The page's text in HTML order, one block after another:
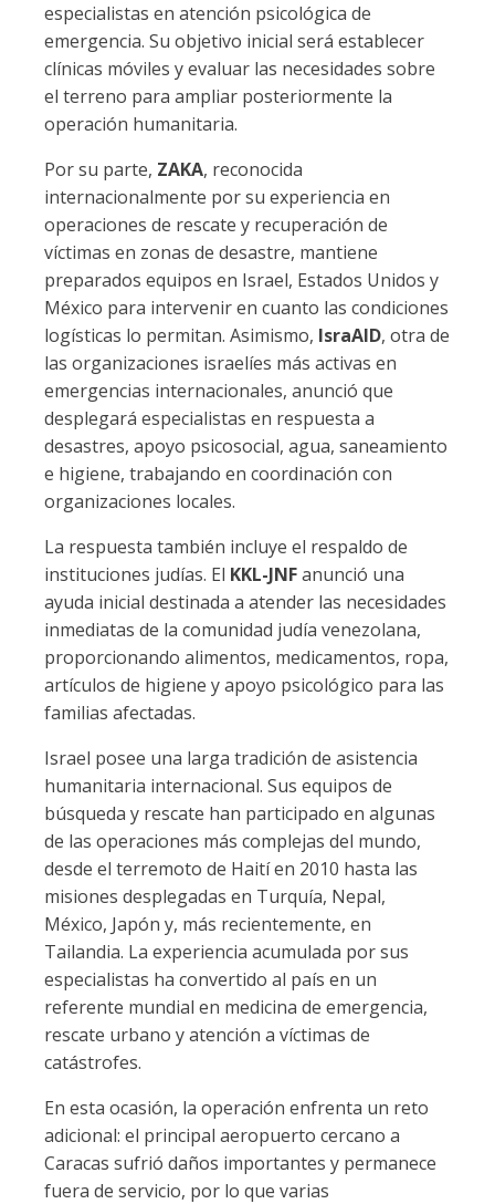
especialistas en atención psicológica de
emergencia. Su objetivo inicial será establecer
clínicas móviles y evaluar las necesidades sobre
el terreno para ampliar posteriormente la
operación humanitaria.
Por su parte, ZAKA, reconocida
internacionalmente por su experiencia en
operaciones de rescate y recuperación de
víctimas en zonas de desastre, mantiene
preparados equipos en Israel, Estados Unidos y
México para intervenir en cuanto las condiciones
logísticas lo permitan. Asimismo, IsraAID, otra de
las organizaciones israelíes más activas en
emergencias internacionales, anunció que
desplegará especialistas en respuesta a
desastres, apoyo psicosocial, agua, saneamiento
e higiene, trabajando en coordinación con
organizaciones locales.
La respuesta también incluye el respaldo de
instituciones judías. El KKL-JNFanunció una
ayuda inicial destinada a atender las necesidades
inmediatas de la comunidad judía venezolana,
proporcionando alimentos, medicamentos, ropa,
artículos de higiene y apoyo psicológico para las
familias afectadas. ⁠
Israel posee una larga tradición de asistencia
humanitaria internacional. Sus equipos de
búsqueda y rescate han participado en algunas
de las operaciones más complejas del mundo,
desde el terremoto de Haití en 2010 hasta las
misiones desplegadas en Turquía, Nepal,
México, Japón y, más recientemente, en
Tailandia. La experiencia acumulada por sus
especialistas ha convertido al país en un
referente mundial en medicina de emergencia,
rescate urbano y atención a víctimas de
catástrofes.
En esta ocasión, la operación enfrenta un reto
adicional: el principal aeropuerto cercano a
Caracas sufrió daños importantes y permanece
fuera de servicio, por lo que varias